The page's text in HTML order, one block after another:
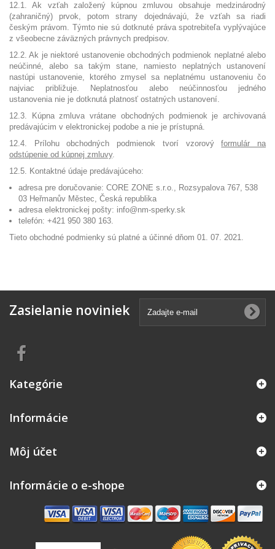
12.1. Ak vzťah založený kúpnou zmluvou obsahuje medzinárodný
(zahraničný) prvok, potom strany dojednávajú, že vzťah sa riadi
českým právom. Týmto nie sú dotknuté práva spotrebiteľa vyplývajúce
z všeobecne záväzných právnych predpisov.
12.2. Ak je niektoré ustanovenie obchodných podmienok neplatné alebo
neúčinné, alebo sa takým stane, namiesto neplatných ustanovení
nastúpi ustanovenie, ktorého zmysel sa neplatnému ustanoveniu čo
najviac približuje. Neplatnosťou alebo neúčinnosťou jedného
ustanovenia nie je dotknutá platnosť ostatných ustanovení.
12.3. Kúpna zmluva vrátane obchodných podmienok je archivovaná
predávajúcim v elektronickej podobe a nie je prístupná.
12.4. Prílohu obchodných podmienok tvorí vzorovýformulár na
odstúpenie od kúpnej zmluvy.
12.5. Kontaktné údaje predávajúceho:
adresa pre doručovanie: CORE ZONE s.r.o., Rozsypalova 767, 538
03 Heřmanův Městec, Česká republika
adresa elektronickej pošty: info@nm-sperky.sk
telefón: +421 950 380 163.
Tieto obchodné podmienky sú platné a účinné dňom 01. 07. 2021.
Zasielanie noviniek
Kategórie
Informácie
Môj účet
Informácie o e-shope